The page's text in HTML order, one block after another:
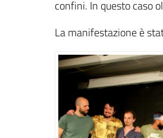
confini. In questo caso
La manifestazione è